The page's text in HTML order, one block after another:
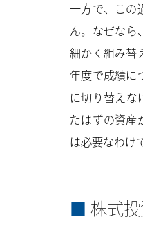
一方で、この
ん。なぜなら
細かく組み替
年度で成績に
に切り替えな
たはずの資産
は必要なわけ
株式